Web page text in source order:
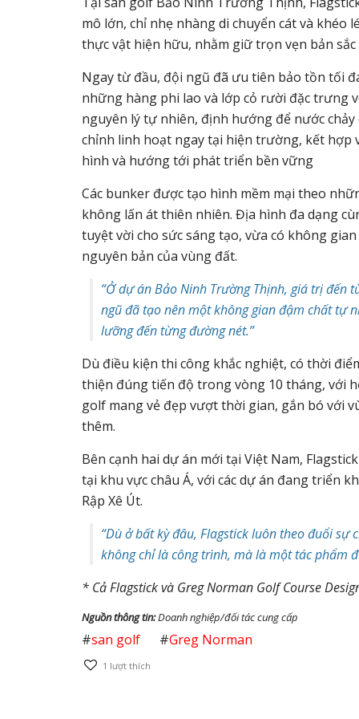
mô lớn, chỉ nhẹ nhàng di chuyển cát và
thực vật hiện hữu, nhằm giữ trọn vẹn bản
Ngay từ đầu, đội ngũ đã ưu tiên bảo tồn tối
những hàng phi lao và lớp cỏ rười đặc trưng
nguyên lý tự nhiên, định hướng để nước
chỉnh linh hoạt ngay tại hiện trường, kết
hình và hướng tới phát triển bền vững
Các bunker được tạo hình mềm mại theo
không lấn át thiên nhiên. Địa hình đa dạng
tuyệt vời cho sức sáng tạo, vừa có không
nguyên bản của vùng đất.
“Ở dự án Bảo Ninh Trường Thịnh, giá trị đến
ngũ đã tạo nên một không gian đậm chất tự
lưỡng đến từng đường nét.”
Dù điều kiện thi công khắc nghiệt, có thời
thiện đúng tiến độ trong vòng 10 tháng, với
golf mang vẻ đẹp vượt thời gian, gắn bó với
thêm.
Bên cạnh hai dự án mới tại Việt Nam,
tại khu vực châu Á, với các dự án đang triển
Rập Xê Út.
“Dù ở bất kỳ đâu, Flagstick luôn theo đuổi
không chỉ là công trình, mà là một tác phẩm
* Cả Flagstick và Greg Norman Golf Course
Nguồn thông tin:Doanh nghiệp/đối tác cung cấp
#san golf #Greg Norman
1 lượt thích